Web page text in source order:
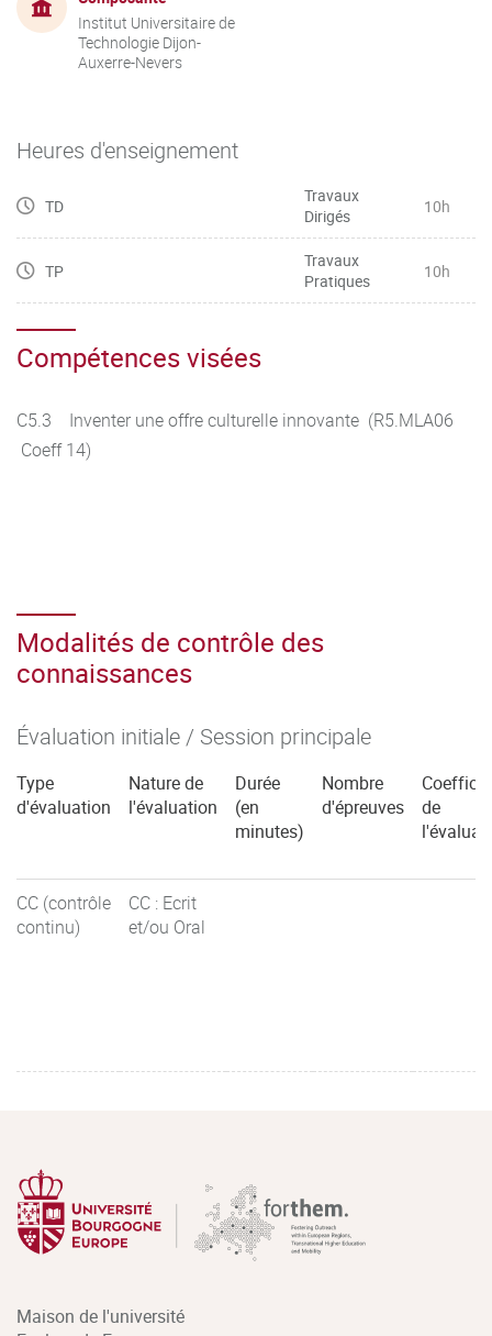
Institut Universitaire de
Technologie Dijon-
Auxerre-Nevers
Heures d'enseignement
TD
Travaux
Dirigés
10h
TP
Travaux
Pratiques
10h
Compétences visées
C5.3 Inventer une offre culturelle innovante (R5.MLA06
Coeff 14)
Modalités de contrôle des
connaissances
Évaluation initiale / Session principale
Type
d'évaluation
Nature de
l'évaluation
Durée
(en
minutes)
Nombre
d'épreuves
de
CC (contrôle
continu)
CC : Ecrit
et/ou Oral
Maison de l'université